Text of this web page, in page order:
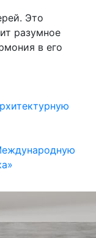
Это
разумное
в его